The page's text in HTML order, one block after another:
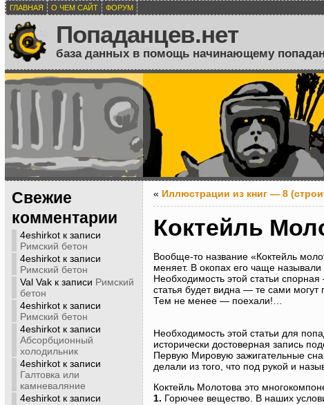
ГЛАВНАЯ О ЧЕМ САЙТ ФОРУМ
Попаданцев.нет
база данных в помощь начинающему
Свежие
комментарии
4eshirkotк записи
Римский бетон
4eshirkotк записи
Римский бетон
Val Vakк записи Римский
бетон
4eshirkotк записи
Римский бетон
4eshirkotк записи
Абсорбционный
холодильник
4eshirkotк записи
Галтовка или
камневаляние
4eshirkotк записи
« Иллюстрации из книг — 8
Коктейль
Вообще-то название «Коктейль
меняет. В окопах его чаще называли
Необходимость этой статьи
статья будет видна — те сами могут
Тем не менее — поехали!…
Необходимость этой статьи для
исторически достоверная запись
Первую Мировую зажигательные
делали из того, что под рукой и
Коктейль Молотова это
1. Горючее вещество. В наших